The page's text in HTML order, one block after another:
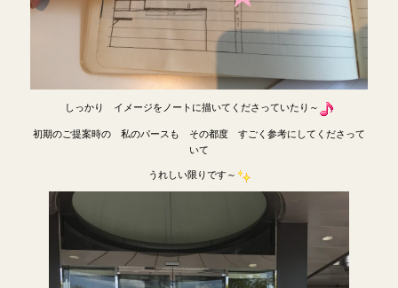
しっかり イメージをノートに描いてくださっていたり～
初期のご提案時の 私のパースも その都度 すごく参考にしてくださって
いて
うれしい限りです～